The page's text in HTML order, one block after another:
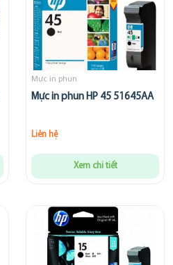
Mực in phun
Mực in phun HP 45 51645AA
Liên hệ
Xem chi tiết